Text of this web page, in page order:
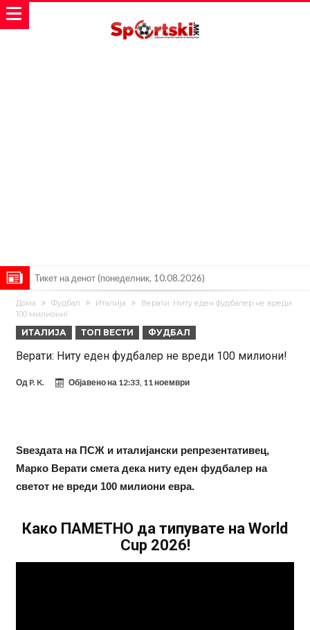
Тикет на денот (понеделник, 10.08.2026)
Феран Торес се поблиску до трансфер во ПСЖ
Даниел Малдини повторно го смени клубот во Серија “А”
Аморим донесе одлука: Милан ќе го крати составот
Шпанија на нозе, Барселона и Реал во страв: „Новиот Халанд“
одбра нов тим!
Рашфорд се врати во Манчестер Јунајтед
Дома Фудбал Италија
Верати: Ниту еден фудбалер не вреди
100 милиони!
ИТАЛИЈА ТОП ВЕСТИ ФУДБАЛ
Верати: Ниту еден фудбалер не вреди 100 милиони!
Од P. K. Објавено на 12:33, 11 ноември
Ѕвездата на ПСЖ и италијански репрезентативец,
Марко Верати смета дека ниту еден фудбалер на
светот не вреди 100 милиони евра.
Како ПАМЕТНО да типувате на World
Cup 2026!